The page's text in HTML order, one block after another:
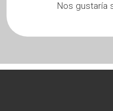
Nos gustaría